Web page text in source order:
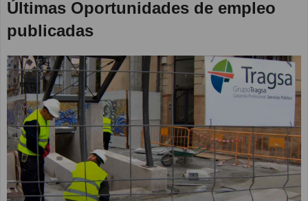
Últimas Oportunidades de empleo
publicadas